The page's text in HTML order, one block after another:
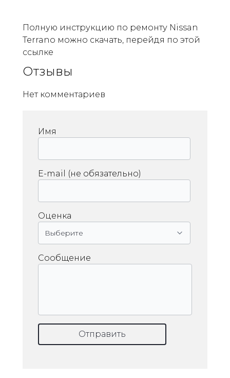
Полную инструкцию по ремонту Nissan
Terrano можно скачать, перейдя по этой
ссылке
Отзывы
Нет комментариев
Имя
E-mail (не обязательно)
Оценка
Сообщение
Отправить